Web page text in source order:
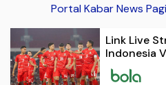
Portal Kabar News
Link Live
Indonesia